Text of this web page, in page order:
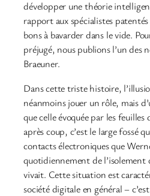
développer une théorie
rapport aux spécialistes
bons à bavarder dans le vide.
préjugé, nous publions l’un des
Braeuner.
Dans cette triste histoire,
néanmoins jouer un rôle, mais
que celle évoquée par les
après coup, c’est le large fossé
contacts électroniques que
quotidiennement de l’isolement
vivait. Cette situation est
société digitale en général –